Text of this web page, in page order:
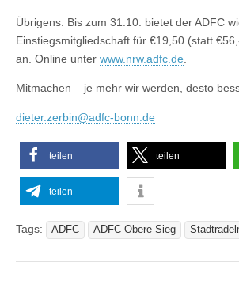
Übrigens: Bis zum 31.10. bietet der ADFC
Einstiegsmitgliedschaft für €19,50 (statt
an. Online unter www.nrw.adfc.de
Mitmachen – je mehr wir werden, desto
dieter.zerbin@adfc-bonn.de
teilen teilen
teilen
Tags: ADFC ADFC Obere Sieg